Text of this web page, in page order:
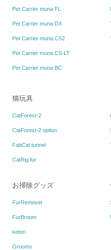
Pet Carrier muna FL
Pet Carrier muna DX
Pet Carrier muna CS2
Pet Carrier muna CS-LT
Pet Carrier muna BC
猫玩具
CatForest-2
CatForest-2 option
FabCat tunnel
CatRig fur
お掃除グッズ
FurRemover
FurBroom
ketori
Groomo